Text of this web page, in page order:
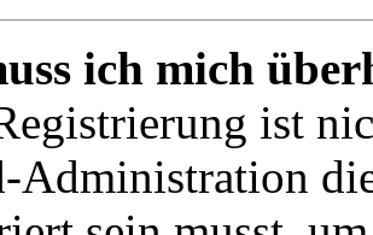
ich mich
ist
Administration